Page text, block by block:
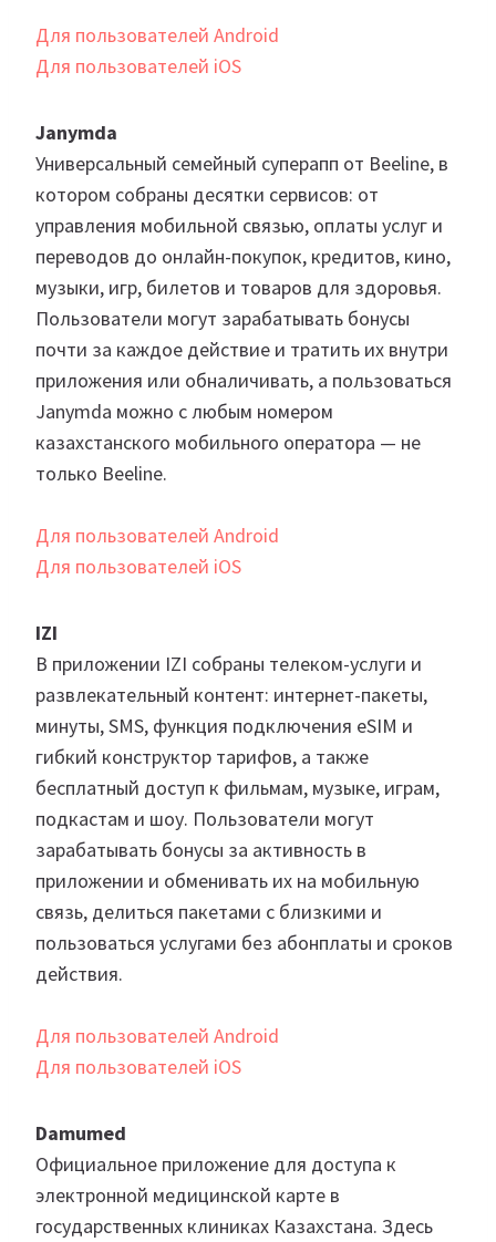
Для пользователей Android
Для пользователей iOS
Janymda
Универсальный семейный суперапп от Beeline, в
котором собраны десятки сервисов: от
управления мобильной связью, оплаты услуг и
переводов до онлайн-покупок, кредитов, кино,
музыки, игр, билетов и товаров для здоровья.
Пользователи могут зарабатывать бонусы
почти за каждое действие и тратить их внутри
приложения или обналичивать, а пользоваться
Janymda можно с любым номером
казахстанского мобильного оператора — не
только Beeline.
Для пользователей Android
Для пользователей iOS
IZI
В приложении IZI собраны телеком-услуги и
развлекательный контент: интернет-пакеты,
минуты, SMS, функция подключения eSIM и
гибкий конструктор тарифов, а также
бесплатный доступ к фильмам, музыке, играм,
подкастам и шоу. Пользователи могут
зарабатывать бонусы за активность в
приложении и обменивать их на мобильную
связь, делиться пакетами с близкими и
пользоваться услугами без абонплаты и сроков
действия.
Для пользователей Android
Для пользователей iOS
Damumed
Официальное приложение для доступа к
электронной медицинской карте в
государственных клиниках Казахстана. Здесь